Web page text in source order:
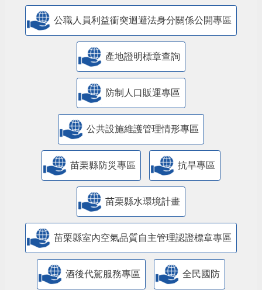
公職人員利益衝突迴避法身分關係公開專區
產地證明標章查詢
防制人口販運專區
​公共設施維護管理情形專區
苗栗縣防災專區 抗旱專區
苗栗縣水環境計畫
苗栗縣室內空氣品質自主管理認證標章專區
酒後代駕服務專區 全民國防